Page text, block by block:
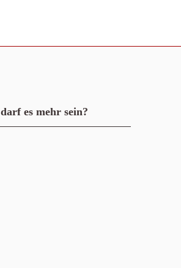
darf es mehr sein?